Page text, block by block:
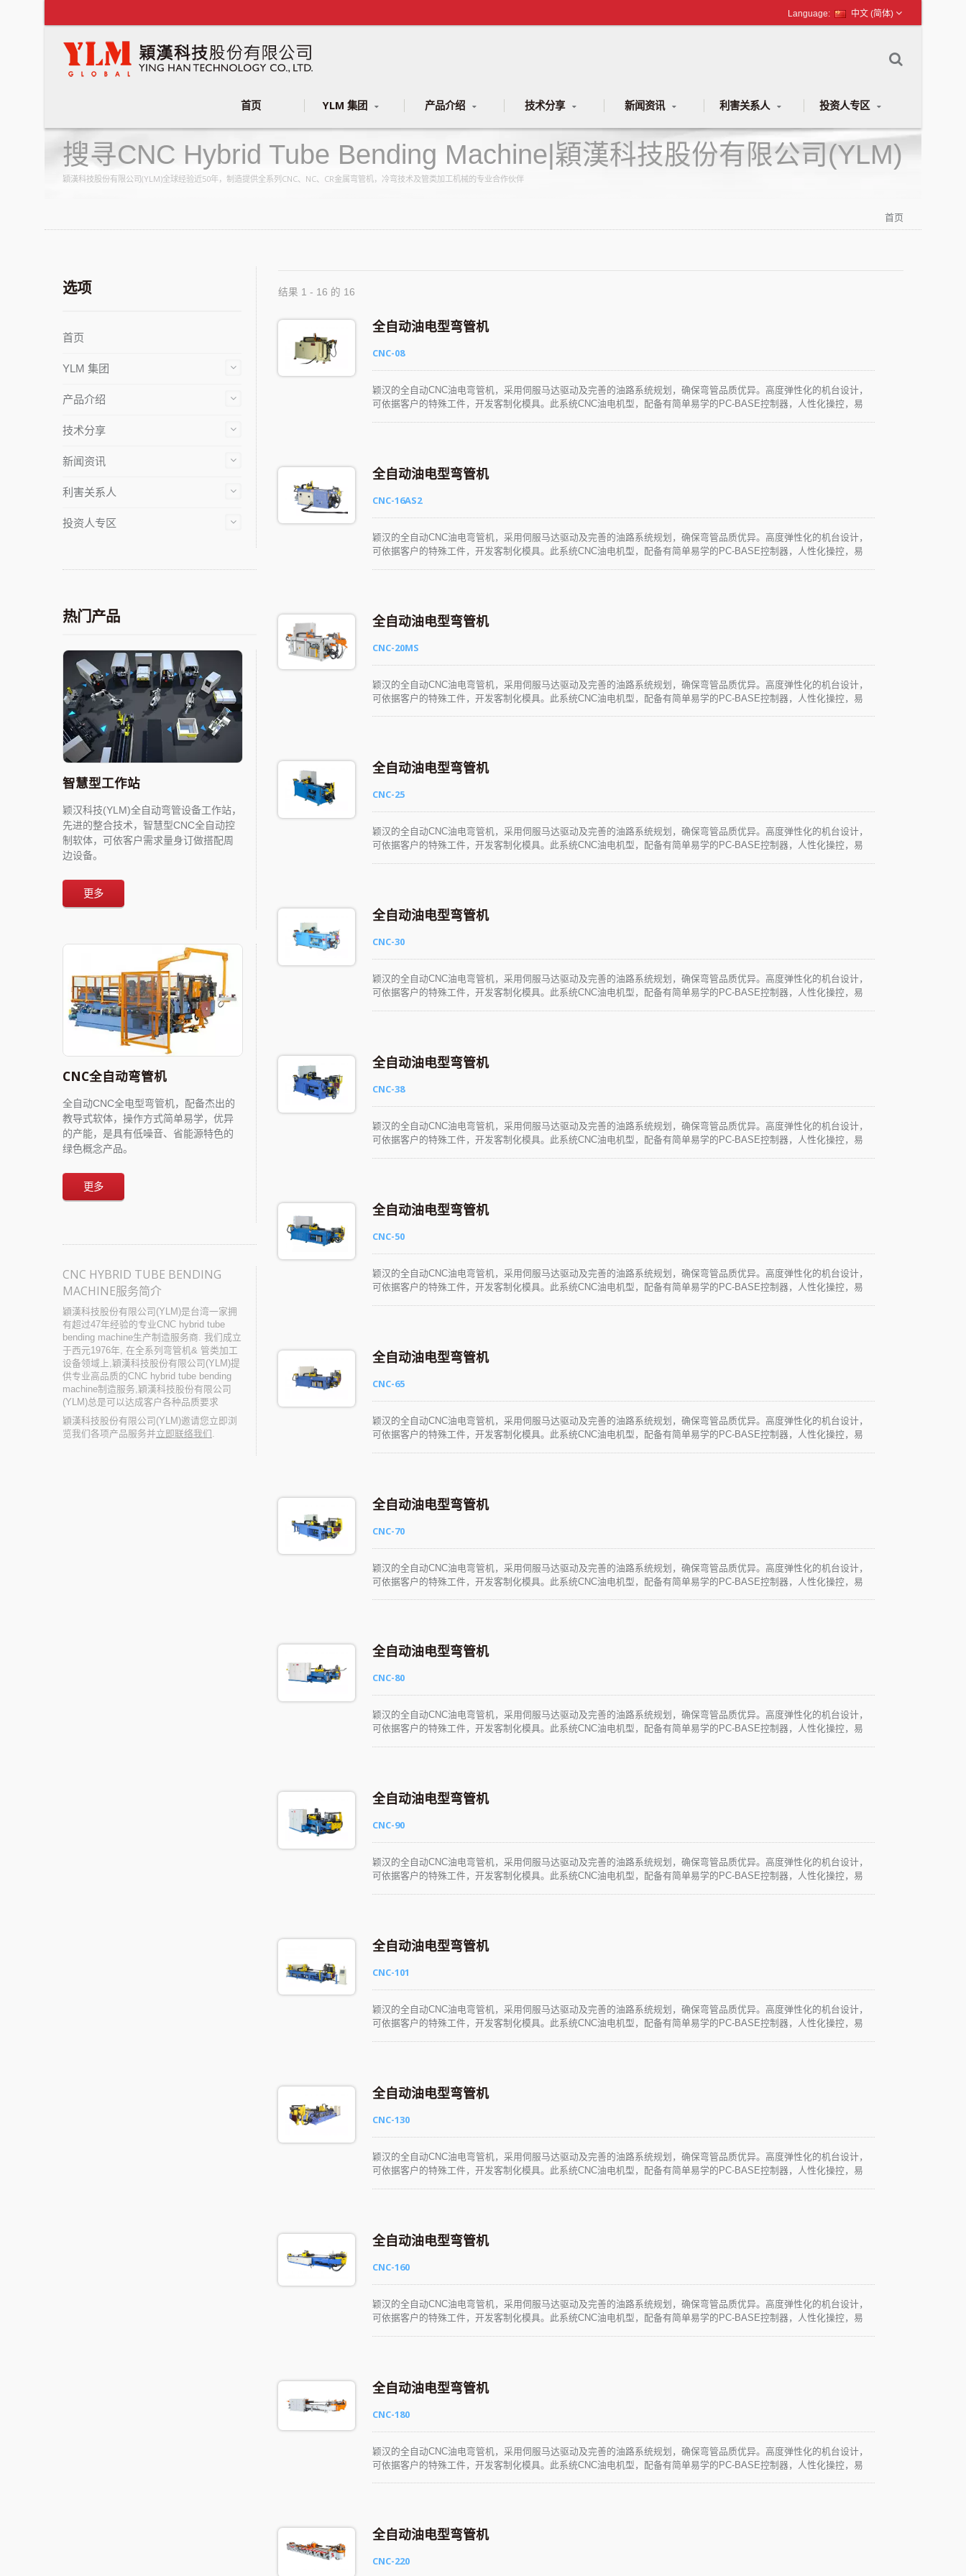
中文 (简体)
首页 YLM 集团 产品介绍 技术分享 新闻资讯 利害关系人 投资人专区
搜寻CNC Hybrid Tube Bending Machine|穎漢科技股份有限公司(YLM)
穎漢科技股份有限公司(YLM)全球经验近50年，制造提供全系列CNC、NC、CR金属弯管机，冷弯技术及管类加工机械的专业合作伙伴
首页
选项
首页
YLM 集团
产品介绍
技术分享
新闻资讯
利害关系人
投资人专区
热门产品
智慧型工作站
颖汉科技(YLM)全自动弯管设备工作站，
先进的整合技术，智慧型CNC全自动控
制软体，可依客户需求量身订做搭配周
边设备。
更多
CNC全自动弯管机
全自动CNC全电型弯管机，配备杰出的
教导式软体，操作方式简单易学，优异
的产能，是具有低噪音、省能源特色的
绿色概念产品。
更多
CNC HYBRID TUBE BENDING
MACHINE服务简介
穎漢科技股份有限公司(YLM)是台湾一家拥
有超过47年经验的专业CNC hybrid tube
bending machine生产制造服务商. 我们成立
于西元1976年, 在全系列弯管机& 管类加工
设备领域上,穎漢科技股份有限公司(YLM)提
供专业高品质的CNC hybrid tube bending
machine制造服务,穎漢科技股份有限公司
(YLM)总是可以达成客户各种品质要求
穎漢科技股份有限公司(YLM)邀请您立即浏
览我们各项产品服务并立即联络我们 .
结果 1 - 16 的 16
全自动油电型弯管机
CNC-08
颖汉的全自动CNC油电弯管机，采用伺服马达驱动及完善的油路系统规划，确保弯管品质优异。高度弹性化的机台设计，
可依据客户的特殊工件，开发客制化模具。此系统CNC油电机型，配备有简单易学的PC-BASE控制器，人性化操控，易
全自动油电型弯管机
CNC-16AS2
颖汉的全自动CNC油电弯管机，采用伺服马达驱动及完善的油路系统规划，确保弯管品质优异。高度弹性化的机台设计，
可依据客户的特殊工件，开发客制化模具。此系统CNC油电机型，配备有简单易学的PC-BASE控制器，人性化操控，易
全自动油电型弯管机
CNC-20MS
颖汉的全自动CNC油电弯管机，采用伺服马达驱动及完善的油路系统规划，确保弯管品质优异。高度弹性化的机台设计，
可依据客户的特殊工件，开发客制化模具。此系统CNC油电机型，配备有简单易学的PC-BASE控制器，人性化操控，易
全自动油电型弯管机
CNC-25
颖汉的全自动CNC油电弯管机，采用伺服马达驱动及完善的油路系统规划，确保弯管品质优异。高度弹性化的机台设计，
可依据客户的特殊工件，开发客制化模具。此系统CNC油电机型，配备有简单易学的PC-BASE控制器，人性化操控，易
全自动油电型弯管机
CNC-30
颖汉的全自动CNC油电弯管机，采用伺服马达驱动及完善的油路系统规划，确保弯管品质优异。高度弹性化的机台设计，
可依据客户的特殊工件，开发客制化模具。此系统CNC油电机型，配备有简单易学的PC-BASE控制器，人性化操控，易
全自动油电型弯管机
CNC-38
颖汉的全自动CNC油电弯管机，采用伺服马达驱动及完善的油路系统规划，确保弯管品质优异。高度弹性化的机台设计，
可依据客户的特殊工件，开发客制化模具。此系统CNC油电机型，配备有简单易学的PC-BASE控制器，人性化操控，易
全自动油电型弯管机
CNC-50
颖汉的全自动CNC油电弯管机，采用伺服马达驱动及完善的油路系统规划，确保弯管品质优异。高度弹性化的机台设计，
可依据客户的特殊工件，开发客制化模具。此系统CNC油电机型，配备有简单易学的PC-BASE控制器，人性化操控，易
全自动油电型弯管机
CNC-65
颖汉的全自动CNC油电弯管机，采用伺服马达驱动及完善的油路系统规划，确保弯管品质优异。高度弹性化的机台设计，
可依据客户的特殊工件，开发客制化模具。此系统CNC油电机型，配备有简单易学的PC-BASE控制器，人性化操控，易
全自动油电型弯管机
CNC-70
颖汉的全自动CNC油电弯管机，采用伺服马达驱动及完善的油路系统规划，确保弯管品质优异。高度弹性化的机台设计，
可依据客户的特殊工件，开发客制化模具。此系统CNC油电机型，配备有简单易学的PC-BASE控制器，人性化操控，易
全自动油电型弯管机
CNC-80
颖汉的全自动CNC油电弯管机，采用伺服马达驱动及完善的油路系统规划，确保弯管品质优异。高度弹性化的机台设计，
可依据客户的特殊工件，开发客制化模具。此系统CNC油电机型，配备有简单易学的PC-BASE控制器，人性化操控，易
全自动油电型弯管机
CNC-90
颖汉的全自动CNC油电弯管机，采用伺服马达驱动及完善的油路系统规划，确保弯管品质优异。高度弹性化的机台设计，
可依据客户的特殊工件，开发客制化模具。此系统CNC油电机型，配备有简单易学的PC-BASE控制器，人性化操控，易
全自动油电型弯管机
CNC-101
颖汉的全自动CNC油电弯管机，采用伺服马达驱动及完善的油路系统规划，确保弯管品质优异。高度弹性化的机台设计，
可依据客户的特殊工件，开发客制化模具。此系统CNC油电机型，配备有简单易学的PC-BASE控制器，人性化操控，易
全自动油电型弯管机
CNC-130
颖汉的全自动CNC油电弯管机，采用伺服马达驱动及完善的油路系统规划，确保弯管品质优异。高度弹性化的机台设计，
可依据客户的特殊工件，开发客制化模具。此系统CNC油电机型，配备有简单易学的PC-BASE控制器，人性化操控，易
全自动油电型弯管机
CNC-160
颖汉的全自动CNC油电弯管机，采用伺服马达驱动及完善的油路系统规划，确保弯管品质优异。高度弹性化的机台设计，
可依据客户的特殊工件，开发客制化模具。此系统CNC油电机型，配备有简单易学的PC-BASE控制器，人性化操控，易
全自动油电型弯管机
CNC-180
颖汉的全自动CNC油电弯管机，采用伺服马达驱动及完善的油路系统规划，确保弯管品质优异。高度弹性化的机台设计，
可依据客户的特殊工件，开发客制化模具。此系统CNC油电机型，配备有简单易学的PC-BASE控制器，人性化操控，易
全自动油电型弯管机
CNC-220